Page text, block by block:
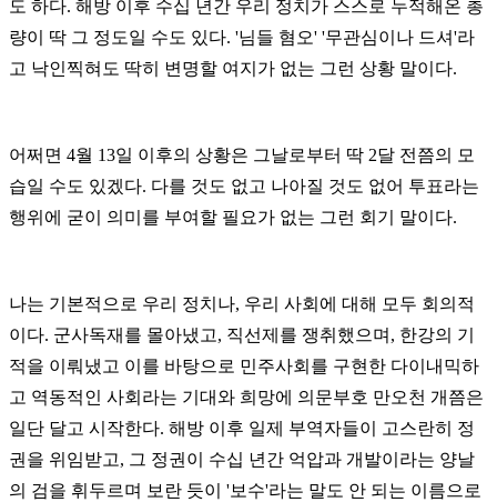
도 하다. 해방 이후 수십 년간 우리 정치가 스스로 누적해온 총
량이 딱 그 정도일 수도 있다. '님들 혐오' '무관심이나 드셔'라
고 낙인찍혀도 딱히 변명할 여지가 없는 그런 상황 말이다.
어쩌면 4월 13일 이후의 상황은 그날로부터 딱 2달 전쯤의 모
습일 수도 있겠다. 다를 것도 없고 나아질 것도 없어 투표라는
행위에 굳이 의미를 부여할 필요가 없는 그런 회기 말이다.
나는 기본적으로 우리 정치나, 우리 사회에 대해 모두 회의적
이다. 군사독재를 몰아냈고, 직선제를 쟁취했으며, 한강의 기
적을 이뤄냈고 이를 바탕으로 민주사회를 구현한 다이내믹하
고 역동적인 사회라는 기대와 희망에 의문부호 만오천 개쯤은
일단 달고 시작한다. 해방 이후 일제 부역자들이 고스란히 정
권을 위임받고, 그 정권이 수십 년간 억압과 개발이라는 양날
의 검을 휘두르며 보란 듯이 '보수'라는 말도 안 되는 이름으로